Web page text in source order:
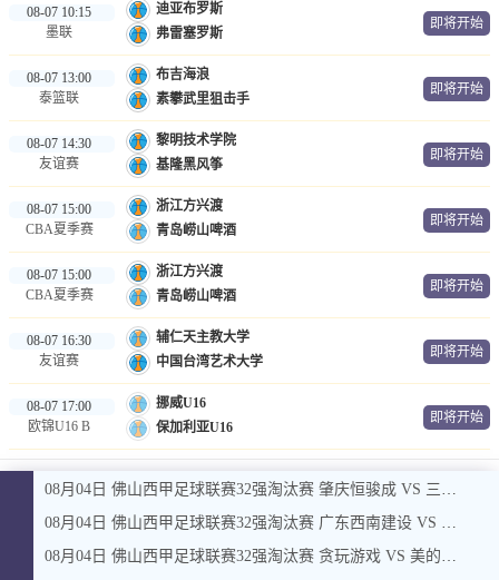
08-07 10:15
墨联
迪亚布罗斯
弗雷塞罗斯
即将开始
08-07 13:00
泰篮联
布吉海浪
素攀武里狙击手
即将开始
08-07 14:30
友谊赛
黎明技术学院
基隆黑风筝
即将开始
08-07 15:00
CBA夏季赛
浙江方兴渡
青岛崂山啤酒
即将开始
08-07 15:00
CBA夏季赛
浙江方兴渡
青岛崂山啤酒
即将开始
08-07 16:30
友谊赛
辅仁天主教大学
中国台湾艺术大学
即将开始
08-07 17:00
欧锦U16 B
挪威U16
保加利亚U16
即将开始
08月04日 佛山西甲足球联赛32强淘汰赛 肇庆恒骏成 VS 三七互娱 全场录像
08月04日 佛山西甲足球联赛32强淘汰赛 广东西南建设 VS 香港圣徒 全场录像
08月04日 佛山西甲足球联赛32强淘汰赛 贪玩游戏 VS 美的薪火 全场录像